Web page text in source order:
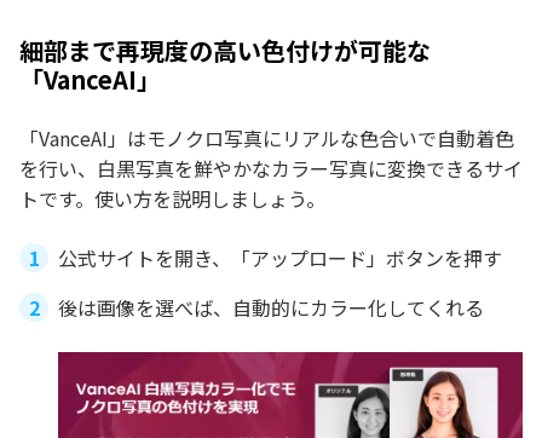
細部まで再現度の高い色付けが可能な
「VanceAI」
「VanceAI」はモノクロ写真にリアルな色合いで自動着色
を行い、白黒写真を鮮やかなカラー写真に変換できるサイ
トです。使い方を説明しましょう。
公式サイトを開き、「アップロード」ボタンを押す
後は画像を選べば、自動的にカラー化してくれる